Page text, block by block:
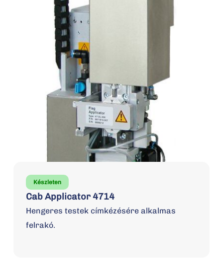
Cab Applicator 4714
Készleten
Hengeres testek címkézésére alkalmas
felrakó.